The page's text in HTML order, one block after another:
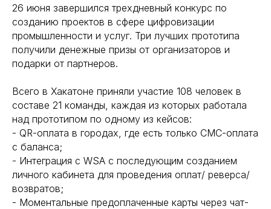
26 июня завершился трехдневный конкурс по
созданию проектов в сфере цифровизации
промышленности и услуг. Три лучших прототипа
получили денежные призы от организаторов и
подарки от партнеров.
Всего в Хакатоне приняли участие 108 человек в
составе 21 команды, каждая из которых работала
над прототипом по одному из кейсов:
- QR-оплата в городах, где есть только СМС-оплата
с баланса;
- Интеграция с WSA с последующим созданием
личного кабинета для проведения оплат/ реверса/
возвратов;
- Моментальные предоплаченные карты через чат-